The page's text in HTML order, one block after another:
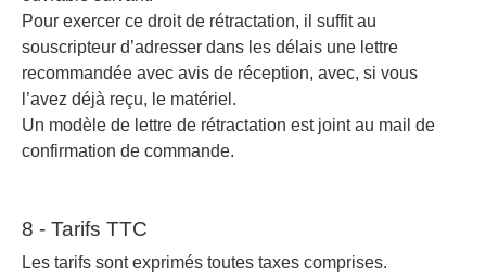
Pour exercer ce droit de rétractation, il suffit au
souscripteur d’adresser dans les délais une lettre
recommandée avec avis de réception, avec, si vous
l’avez déjà reçu, le matériel.
Un modèle de lettre de rétractation est joint au mail de
confirmation de commande.
8 - Tarifs TTC
Les tarifs sont exprimés toutes taxes comprises.